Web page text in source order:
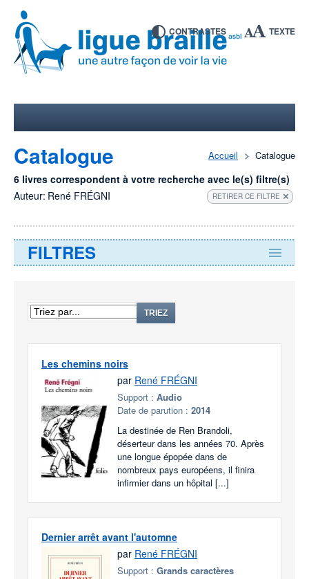
CONTRASTES TEXTE
Accueil Catalogue
Catalogue
6 livres correspondent à votre recherche avec le(s) filtre(s)
Auteur: René FRÉGNI RETIRER CE FILTRE
FILTRES
TRIEZ
Les chemins noirs
par René FRÉGNI
Support : Audio
Date de parution : 2014
La destinée de Ren Brandoli,
déserteur dans les années 70. Après
une longue épopée dans de
nombreux pays européens, il finira
infirmier dans un hôpital [...]
Dernier arrêt avant l'automne
par René FRÉGNI
Support : Grands caractères